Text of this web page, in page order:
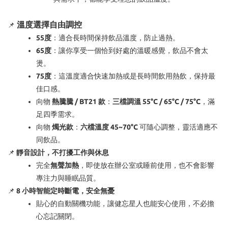
📌 溫度選擇自由調控
55度 ：適合長時間保持飲品溫度，防止過熱。
65度 ：讓你享受一個恰到好處的溫暖感覺，飲品不會太
燙。
75度 ：這溫度適合快速加熱或是長時間飲用熱飲，保持最
佳口感。
向物 熱騰騰 / BT21 款 ： 三檔調溫 55°C / 65°C / 75°C ，滿
足四季需求。
向物 燭光款 ： 六檔溫度45~70°C可隨心調整，靈活適應不
同飲品。
📌 靜音設計，不打擾工作與休息
完全無聲加熱 ，即使放在辦公室或睡前使用，也不會影響
專注力與睡眠品質。
📌 8 小時智能定時斷電，安全無憂
貼心的自動關機功能，讓健忘星人也能安心使用，不必擔
心忘記關閉。